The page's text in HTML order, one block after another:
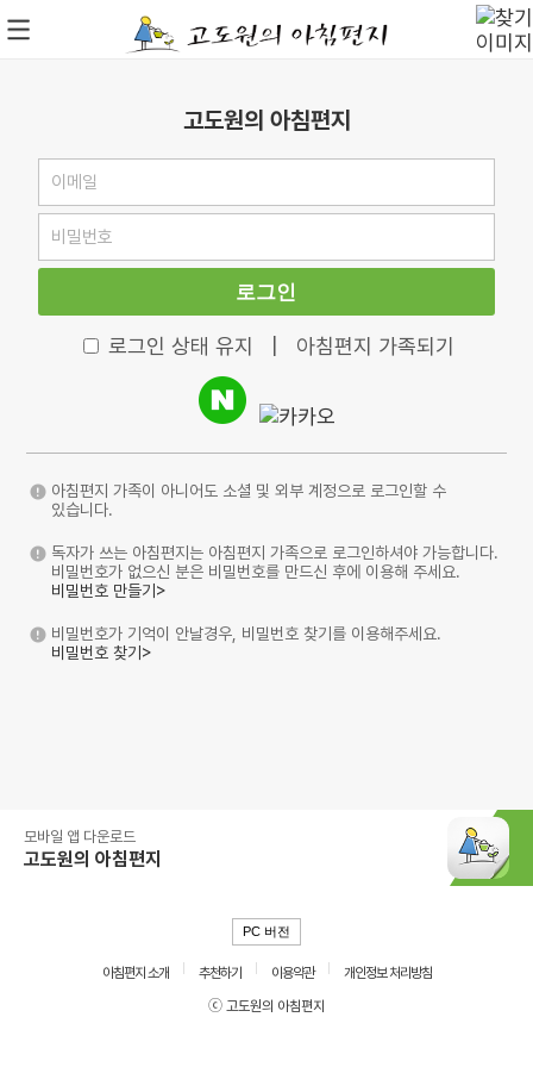
고도원의 아침편지
로그인
로그인 상태 유지 아침편지 가족되기
아침편지 가족이 아니어도 소셜 및 외부 계정으로 로그인할 수
있습니다.
독자가 쓰는 아침편지는 아침편지 가족으로 로그인하셔야 가능합니다.
비밀번호가 없으신 분은 비밀번호를 만드신 후에 이용해 주세요.
비밀번호 만들기>
비밀번호가 기억이 안날경우, 비밀번호 찾기를 이용해주세요.
비밀번호 찾기>
모바일 앱 다운로드
고도원의 아침편지
PC 버전
아침편지 소개 추천하기 이용약관
개인정보 처리방침
ⓒ 고도원의 아침편지